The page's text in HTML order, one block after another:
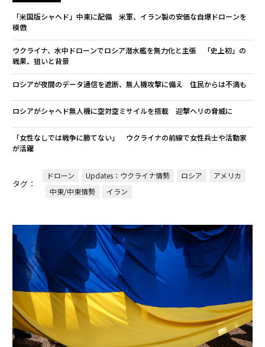
「米国版シャヘド」中東に配備 米軍、イラン製の安価な自爆ドローンを
模倣
ウクライナ、水中ドローンでロシア潜水艦を無力化と主張 「史上初」の
戦果、狙いと背景
ロシアが夜間のデータ通信を遮断、無人機攻撃に備え 住民からは不満も
ロシアがシャヘド無人機に空対空ミサイルを搭載 迎撃ヘリの脅威に
「女性なしでは戦争に勝てない」 ウクライナの前線で女性兵士や活動家
が活躍
タグ：
ドローン Updates：ウクライナ情勢 ロシア
アメリカ
中東/中東情勢
イラン